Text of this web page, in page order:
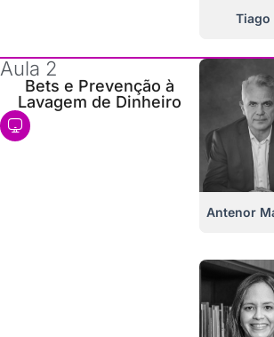
Tiago
Aula 2
Bets e Prevenção à
Lavagem de Dinheiro
Antenor